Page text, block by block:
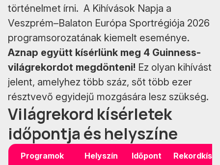
történelmet írni. A Kihívások Napja a
Veszprém–Balaton Európa Sportrégiója 2026
programsorozatának kiemelt eseménye.
Aznap együtt kísérlünk meg 4 Guinness-
világrekordot megdönteni! Ez olyan kihívást
jelent, amelyhez több száz, sőt több ezer
résztvevő egyidejű mozgására lesz szükség.
Világrekord kísérletek
időpontja és helyszíne
Programok Helyszín Időpont